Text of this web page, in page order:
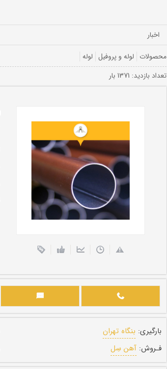
اخبار
محصولات لوله و پروفیل لوله
تعداد بازديد: 1371 بار
بارگیری: بنگاه تهران
فـروش: آهن سِل